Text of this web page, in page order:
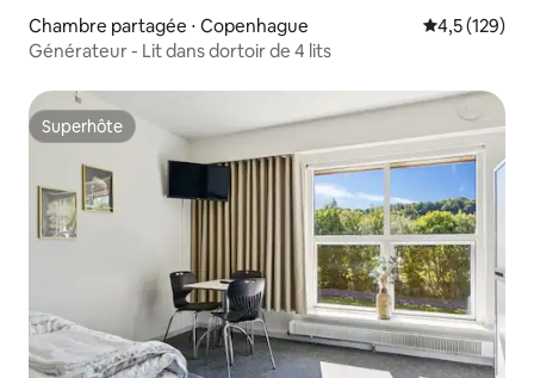
Chambre partagée ⋅ Copenhague Évaluation
4,5 (129)
Générateur - Lit dans dortoir de 4 lits
Superhôte
Superhôte